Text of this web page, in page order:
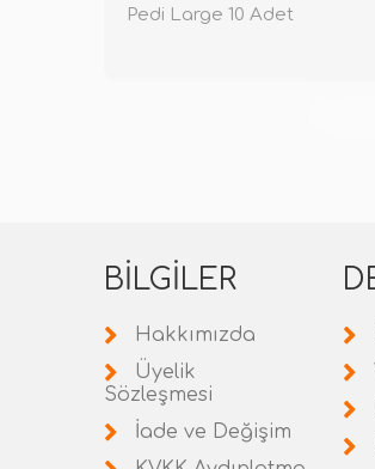
Pedi Large 10 Adet
BILGILER
Hakkımızda
Üyelik
Sözleşmesi
İade ve Değişim